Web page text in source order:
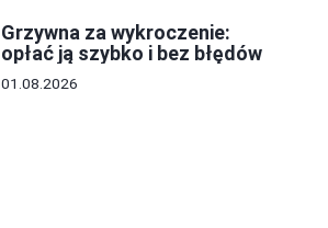
Grzywna za wykroczenie:
opłać ją szybko i bez błędów
01.08.2026